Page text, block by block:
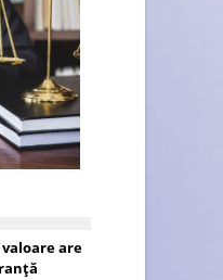
valoare are